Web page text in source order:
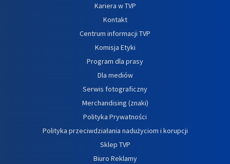
Kariera w TVP
Kontakt
Centrum informacji TVP
Komisja Etyki
Program dla prasy
Dla mediów
Serwis fotograficzny
Merchandising (znaki)
Polityka Prywatności
Polityka przeciwdziałania nadużyciom i korupcji
Sklep TVP
Biuro Reklamy